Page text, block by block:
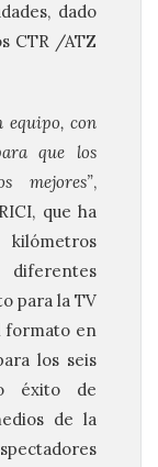
dado
CTR /ATZ
equipo, con
que los
mejores”,
que ha
diferentes
para la TV
formato en
los seis
éxito de
de la